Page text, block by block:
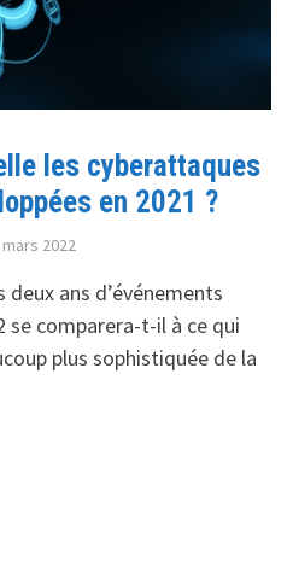
les cyberattaques
en 2021 ?
2022
deux ans d’événements
comparera-t-il à ce qui
plus sophistiquée de la